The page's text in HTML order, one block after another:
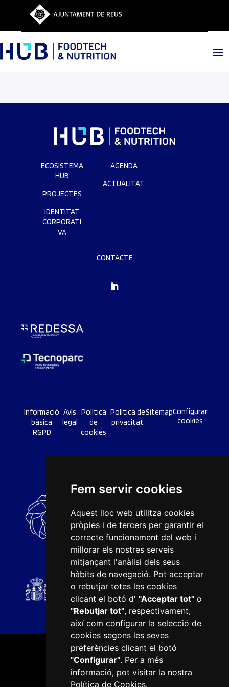
Fem servir cookies
Aquest lloc web utilitza cookies
pròpies i de tercers per garantir el
correcte funcionament del web i
millorar els nostres serveis
mitjançant l'anàlisi dels seus
hàbits de navegació. Pot acceptar
o rebutjar totes les cookies
clicant el botó d' "Acceptar tot"o
"Rebutjar tot", respectivament,
així com configurar la selecció de
cookies segons les seves
preferències clicant el botó
"Configurar". Per a més
informació, pot visitar la nostra
Política de Cookies.
ECOSISTEMA
HUB
PROJECTES
IDENTITAT
CORPORATI
VA
AGENDA
ACTUALITAT
CONTACTE
Informació
bàsica
RGPD
Avís
legal
Política
de
cookies
Política de
privacitat
SitemapConfigurar
cookies